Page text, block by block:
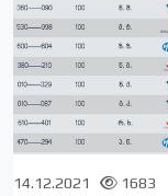
14.12.2021 1683